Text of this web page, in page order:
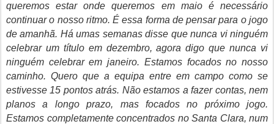
queremos estar onde queremos em maio é necessário
continuar o nosso ritmo. É essa forma de pensar para o jogo
de amanhã. Há umas semanas disse que nunca vi ninguém
celebrar um título em dezembro, agora digo que nunca vi
ninguém celebrar em janeiro. Estamos focados no nosso
caminho. Quero que a equipa entre em campo como se
estivesse 15 pontos atrás. Não estamos a fazer contas, nem
planos a longo prazo, mas focados no próximo jogo.
Estamos completamente concentrados no Santa Clara, num